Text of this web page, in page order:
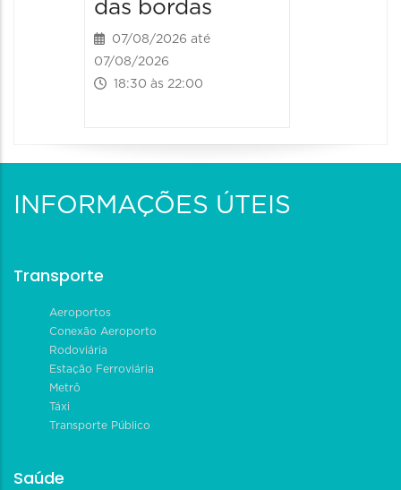
das bordas
07/08/2026 até
07/08/2026
18:30 às 22:00
INFORMAÇÕES ÚTEIS
Transporte
Aeroportos
Conexão Aeroporto
Rodoviária
Estação Ferroviária
Metrô
Táxi
Transporte Público
Saúde